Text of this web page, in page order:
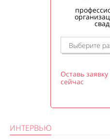
Оставь
сейчас
ИНТЕРВЬЮ